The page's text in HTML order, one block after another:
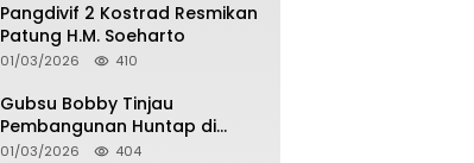
Pangdivif 2 Kostrad Resmikan
Patung H.M. Soeharto
01/03/2026 410
Gubsu Bobby Tinjau
Pembangunan Huntap di
Tapteng
01/03/2026 404